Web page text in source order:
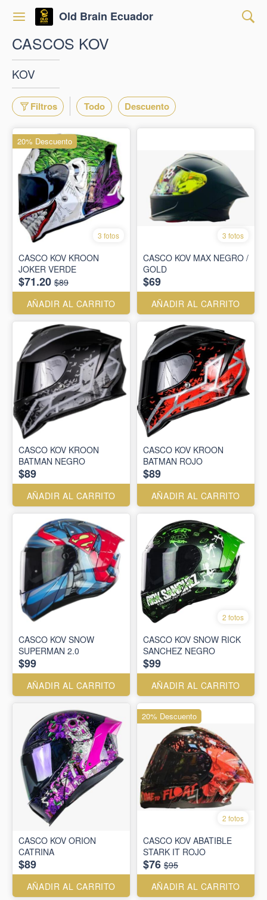
Old Brain Ecuador
CASCOS KOV
KOV
Filtros Todo Descuento
3 fotos
CASCO KOV KROON
JOKER VERDE
$71.20 $89
AÑADIR AL CARRITO
20% Descuento
3 fotos
CASCO KOV MAX NEGRO /
GOLD
$69
AÑADIR AL CARRITO
CASCO KOV KROON
BATMAN NEGRO
$89
AÑADIR AL CARRITO
CASCO KOV KROON
BATMAN ROJO
$89
AÑADIR AL CARRITO
CASCO KOV SNOW
SUPERMAN 2.0
$99
AÑADIR AL CARRITO
2 fotos
CASCO KOV SNOW RICK
SANCHEZ NEGRO
$99
AÑADIR AL CARRITO
CASCO KOV ORION
CATRINA
$89
AÑADIR AL CARRITO
2 fotos
CASCO KOV ABATIBLE
STARK IT ROJO
$76 $95
AÑADIR AL CARRITO
20% Descuento